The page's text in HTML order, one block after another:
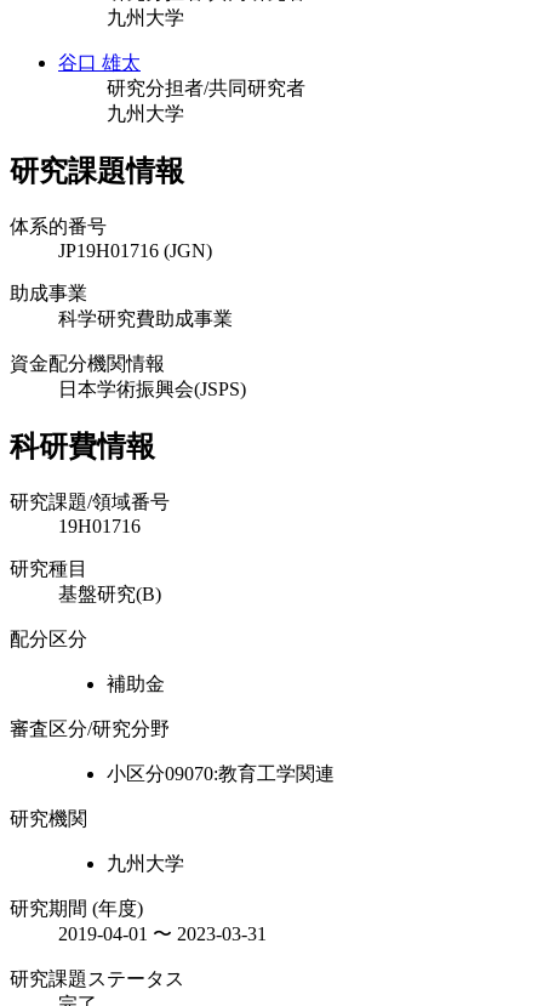
九州大学
谷口 雄太
研究分担者/共同研究者
九州大学
研究課題情報
体系的番号
JP19H01716 (JGN)
助成事業
科学研究費助成事業
資金配分機関情報
日本学術振興会(JSPS)
科研費情報
研究課題/領域番号
19H01716
研究種目
基盤研究(B)
配分区分
補助金
審査区分/研究分野
小区分09070:教育工学関連
研究機関
九州大学
研究期間 (年度)
2019-04-01 〜 2023-03-31
研究課題ステータス